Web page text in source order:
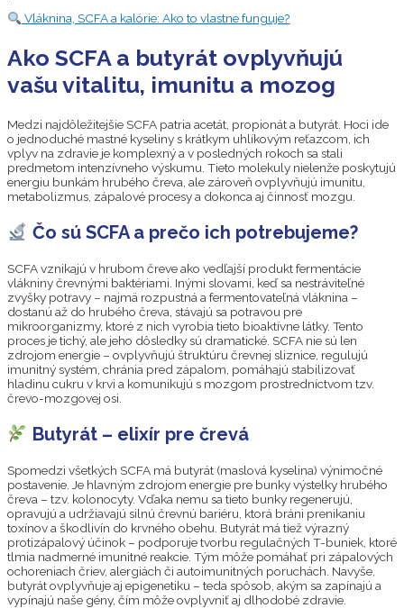
Vláknina, SCFA a kalórie: Ako to vlastne funguje?
Ako SCFA a butyrát ovplyvňujú
vašu vitalitu, imunitu a mozog
Medzi najdôležitejšie SCFA patria acetát, propionát a butyrát. Hoci ide
o jednoduché mastné kyseliny s krátkym uhlíkovým reťazcom, ich
vplyv na zdravie je komplexný a v posledných rokoch sa stali
predmetom intenzívneho výskumu. Tieto molekuly nielenže poskytujú
energiu bunkám hrubého čreva, ale zároveň ovplyvňujú imunitu,
metabolizmus, zápalové procesy a dokonca aj činnosť mozgu.
Čo sú SCFA a prečo ich potrebujeme?
SCFA vznikajú v hrubom čreve ako vedľajší produkt fermentácie
vlákniny črevnými baktériami. Inými slovami, keď sa nestráviteľné
zvyšky potravy – najmä rozpustná a fermentovateľná vláknina –
dostanú až do hrubého čreva, stávajú sa potravou pre
mikroorganizmy, ktoré z nich vyrobia tieto bioaktívne látky. Tento
proces je tichý, ale jeho dôsledky sú dramatické. SCFA nie sú len
zdrojom energie – ovplyvňujú štruktúru črevnej sliznice, regulujú
imunitný systém, chránia pred zápalom, pomáhajú stabilizovať
hladinu cukru v krvi a komunikujú s mozgom prostredníctvom tzv.
črevo-mozgovej osi.
Butyrát – elixír pre črevá
Spomedzi všetkých SCFA má butyrát (maslová kyselina) výnimočné
postavenie. Je hlavným zdrojom energie pre bunky výstelky hrubého
čreva – tzv. kolonocyty. Vďaka nemu sa tieto bunky regenerujú,
opravujú a udržiavajú silnú črevnú bariéru, ktorá bráni prenikaniu
toxínov a škodlivín do krvného obehu. Butyrát má tiež výrazný
protizápalový účinok – podporuje tvorbu regulačných T-buniek, ktoré
tlmia nadmerné imunitné reakcie. Tým môže pomáhať pri zápalových
ochoreniach čriev, alergiách či autoimunitných poruchách. Navyše,
butyrát ovplyvňuje aj epigenetiku – teda spôsob, akým sa zapínajú a
vypínajú naše gény, čím môže ovplyvniť aj dlhodobé zdravie.